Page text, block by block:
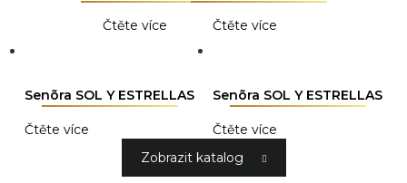
Čtěte více Čtěte více
Senõra SOL Y ESTRELLAS
Čtěte více
Senõra SOL Y ESTRELLAS
Čtěte více
Zobrazit katalog